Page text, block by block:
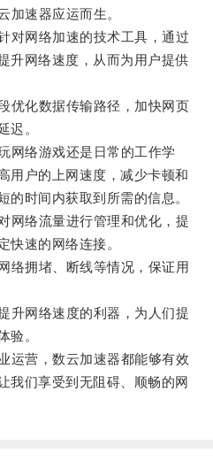
速器应运而生。
网络加速的技术工具，通过
升网络速度，从而为用户提供
化数据传输路径，加快网页
迟。
络游戏还是日常的工作学
用户的上网速度，减少卡顿和
的时间内获取到所需的信息。
络流量进行管理和优化，提
快速的网络连接。
拥堵、断线等情况，保证用
网络速度的利器，为人们提
验。
营，数云加速器都能够有效
我们享受到无阻碍、顺畅的网